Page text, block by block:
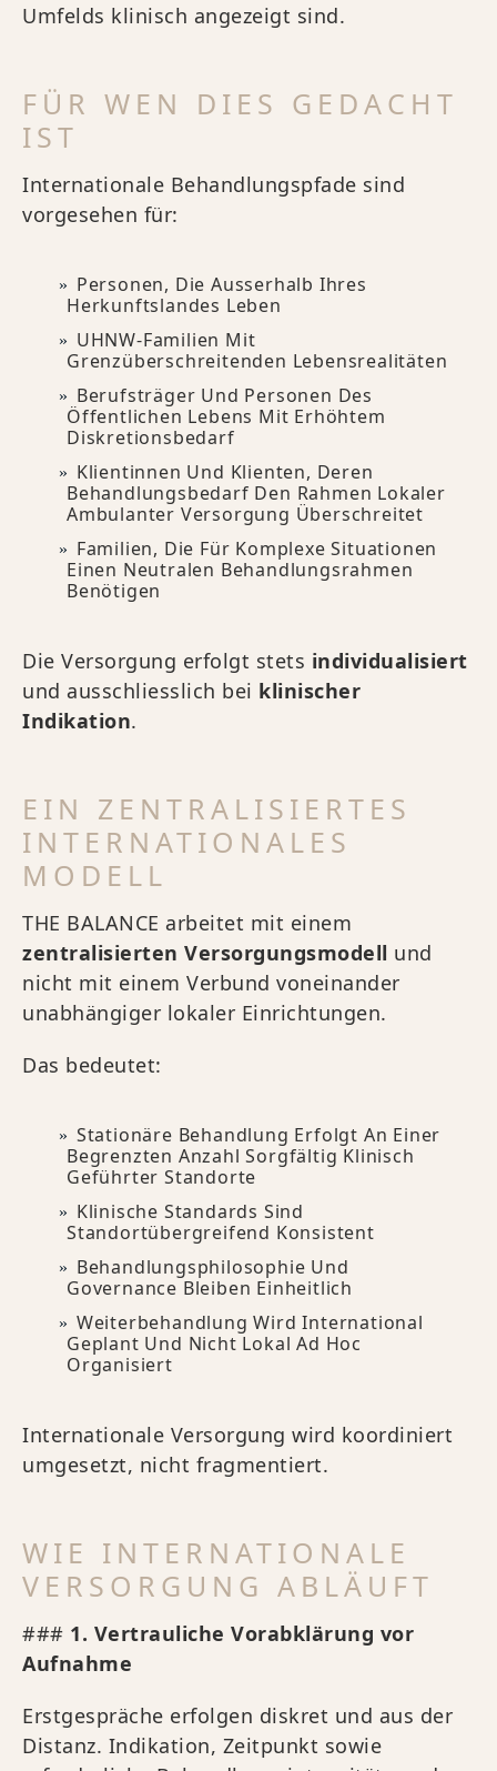
Umfelds klinisch angezeigt sind.
FÜR WEN DIES GEDACHT
IST
Internationale Behandlungspfade sind
vorgesehen für:
Personen, Die Ausserhalb Ihres
Herkunftslandes Leben
UHNW-Familien Mit
Grenzüberschreitenden Lebensrealitäten
Berufsträger Und Personen Des
Öffentlichen Lebens Mit Erhöhtem
Diskretionsbedarf
Klientinnen Und Klienten, Deren
Behandlungsbedarf Den Rahmen Lokaler
Ambulanter Versorgung Überschreitet
Familien, Die Für Komplexe Situationen
Einen Neutralen Behandlungsrahmen
Benötigen
Die Versorgung erfolgt stets individualisiert
und ausschliesslich bei klinischer
Indikation.
EIN ZENTRALISIERTES
INTERNATIONALES
MODELL
THE BALANCE arbeitet mit einem
zentralisierten Versorgungsmodell und
nicht mit einem Verbund voneinander
unabhängiger lokaler Einrichtungen.
Das bedeutet:
Stationäre Behandlung Erfolgt An Einer
Begrenzten Anzahl Sorgfältig Klinisch
Geführter Standorte
Klinische Standards Sind
Standortübergreifend Konsistent
Behandlungsphilosophie Und
Governance Bleiben Einheitlich
Weiterbehandlung Wird International
Geplant Und Nicht Lokal Ad Hoc
Organisiert
Internationale Versorgung wird koordiniert
umgesetzt, nicht fragmentiert.
WIE INTERNATIONALE
VERSORGUNG ABLÄUFT
### 1. Vertrauliche Vorabklärung vor
Aufnahme
Erstgespräche erfolgen diskret und aus der
Distanz. Indikation, Zeitpunkt sowie